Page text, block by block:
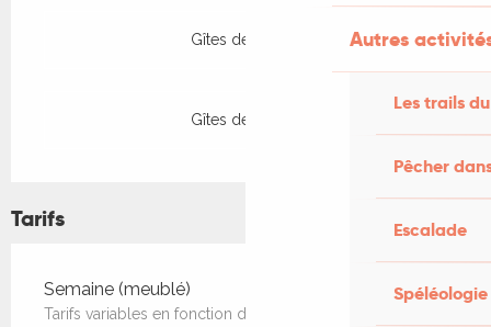
Autres
Les trails
Pêcher
Escalade
Spéléologie
Gîtes de France
Gîtes de France
Tarifs
Tarifs 2026
Semaine (meublé)
Tarifs variables en fonction de la période et de la